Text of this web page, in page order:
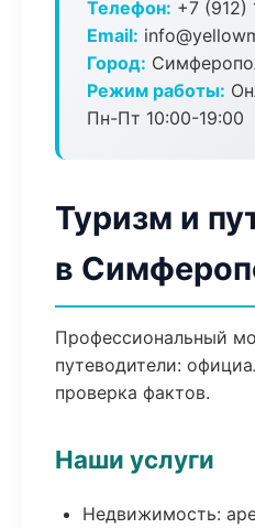
Телефон: +7 (912)
Email:
Город:
Режим работы:
Пн-Пт 10:00-19:00
Туризм и
в
Профессиональный
путеводители:
проверка фактов.
Наши услуги
Недвижимость: